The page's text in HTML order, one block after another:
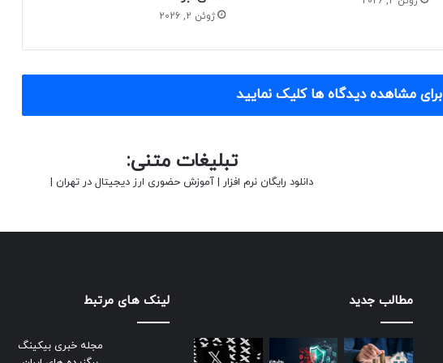
ژوئن 2, 2026
برای مشاهده دیدگاه ها کلیک نمایید
تبلیغات متنی:
دانلود رایگان نرم افزار آموزش حضوری ارز دیجیتال در تهران
مطالب جدید لینک های مرتبط
مجله خبری بیکینگ